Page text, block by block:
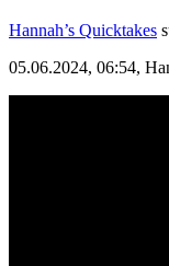
Hannah’s Quicktakes
05.06.2024, 06:54,